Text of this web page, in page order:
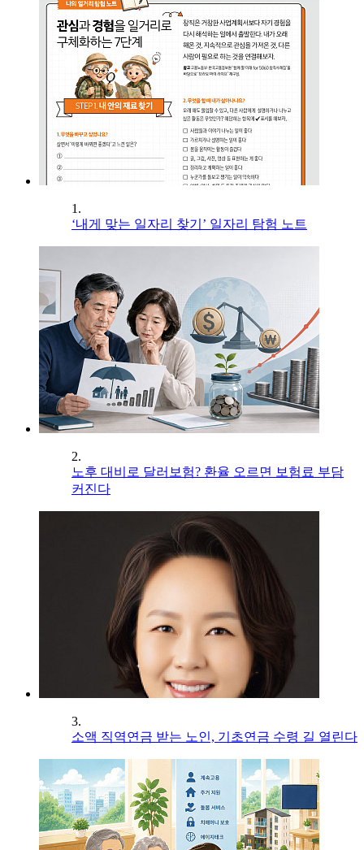
1.
‘내게 맞는 일자리 찾기’ 일자리 탐험 노트
2.
노후 대비로 달러보험? 환율 오르면 보험료 부담
커진다
3.
소액 직역연금 받는 노인, 기초연금 수령 길 열린다